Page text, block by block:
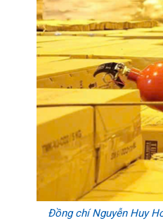
Đồng chí Nguyễn Huy